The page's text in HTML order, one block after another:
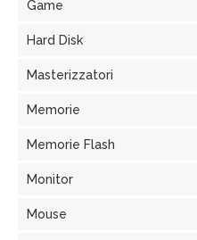
Game
Hard Disk
Masterizzatori
Memorie
Memorie Flash
Monitor
Mouse